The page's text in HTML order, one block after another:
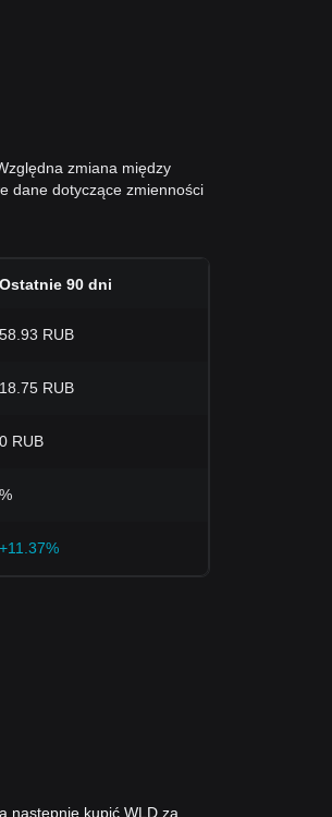
zmiana między
dane dotyczące zmienności
Ostatnie 90 dni
58.93 RUB
18.75 RUB
0 RUB
%
+11.37%
, a następnie kupić WLD za